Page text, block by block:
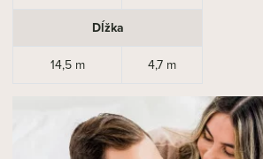
Dĺžka
14,5 m 4,7 m